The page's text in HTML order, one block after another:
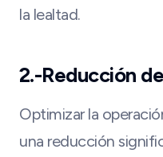
la lealtad.
2.-Reducción
Optimizar la
una reducción